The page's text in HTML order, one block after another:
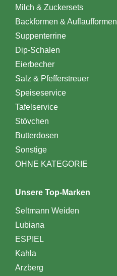
Milch & Zuckersets
Backformen & Auflaufformen
Suppenterrine
Dip-Schalen
Eierbecher
Salz & Pfefferstreuer
Speiseservice
Tafelservice
Stövchen
Butterdosen
Sonstige
OHNE KATEGORIE
Unsere Top-Marken
Seltmann Weiden
Lubiana
ESPIEL
Kahla
Arzberg